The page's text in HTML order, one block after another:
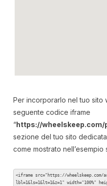
Per incorporarlo nel tuo sito
seguente codice iframe
“https://
sezione del tuo sito
come mostrato nell’esempio
<iframe src="https://wheelskeep.com/
lbl=1&ls=1&lt=1&z=1" width="100%"